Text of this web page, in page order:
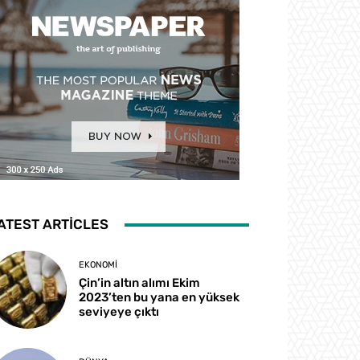
ARTICLES
EKONOMI
Çin’in altın alımı Ekim
2023’ten bu yana en yüksek
seviyeye çıktı